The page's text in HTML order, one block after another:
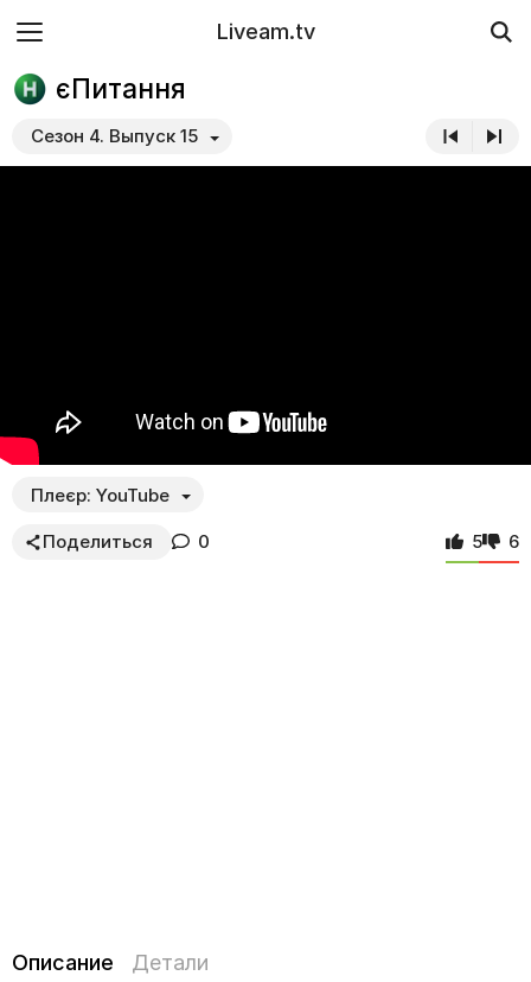
Liveam.tv
єПитання
Сезон 4. Выпуск 15
Плеєр: YouTube
Поделиться 0 5 6
Описание Детали